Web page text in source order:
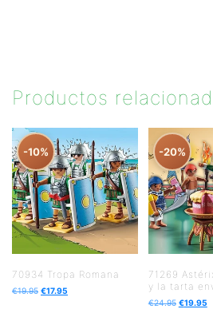
Productos
-10%
70934 Tropa Romana
€19.95 €17.95
-20%
71269
y la tarta
€24.95 €19.95